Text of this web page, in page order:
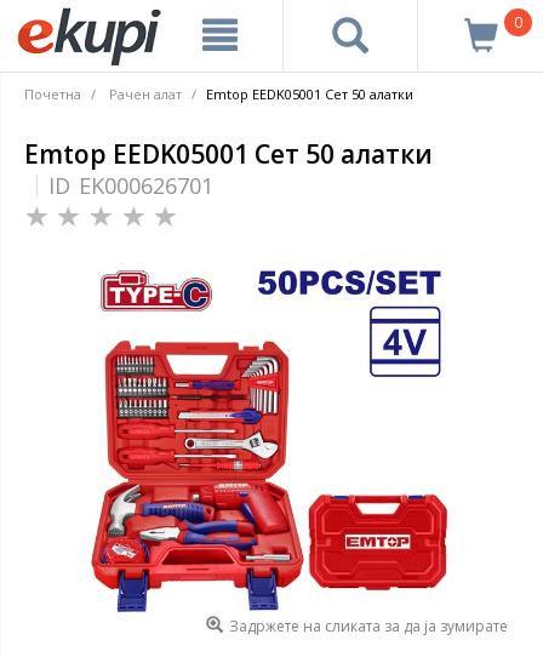
0
Почетна Рачен алат Emtop EEDK05001 Сет 50 алатки
Emtop EEDK05001 Сет 50 алатки
ID EK000626701
Задржете на сликата за да ја зумирате